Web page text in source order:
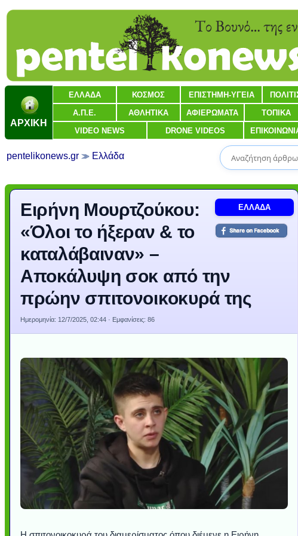
ΑΡΧΙΚΗ
ΕΛΛΑΔΑ ΚΟΣΜΟΣ ΕΠΙΣΤΗΜΗ-ΥΓΕΙΑ
Α.Π.Ε. ΑΘΛΗΤΙΚΑ ΑΦΙΕΡΩΜΑΤΑ ΤΟΠΙΚΑ
VIDEO NEWS DRONE VIDEOS
pentelikonews.gr Ελλάδα
ΕΛΛΑΔΑ
Ειρήνη Μουρτζούκου:
«Όλοι το ήξεραν & το
καταλάβαιναν» –
Αποκάλυψη σοκ από την
πρώην σπιτονοικοκυρά της
Ημερομηνία: 12/7/2025, 02:44 · Εμφανίσεις: 86